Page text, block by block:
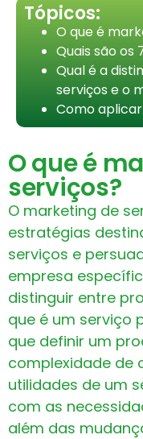
Tópicos:
O que é
Quais são os
Qual é a
serviços e o
Como
O que é
serviços?
O marketing de
estratégias
serviços e
empresa
distinguir entre
que é um serviço
que definir um
complexidade de
utilidades de um
com as
além das